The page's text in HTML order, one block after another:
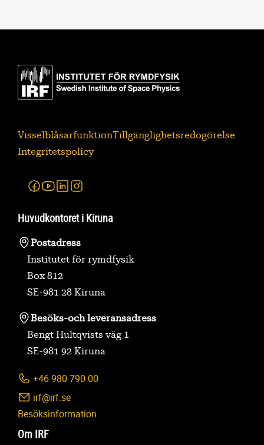
VisselblåsarfunktionTillgänglighetsredogörelse
Integritetspolicy
Facebook
Youtube
Linkedin
Huvudkontoret i Kiruna
Postadress
Institutet för rymdfysik
Box 812
SE-981 28 Kiruna
Besöks-och leveransadress
Bengt Hultqvists väg 1
SE-981 92 Kiruna
+46 980 790 00
irf@irf.se
Besöksinformation
Om IRF